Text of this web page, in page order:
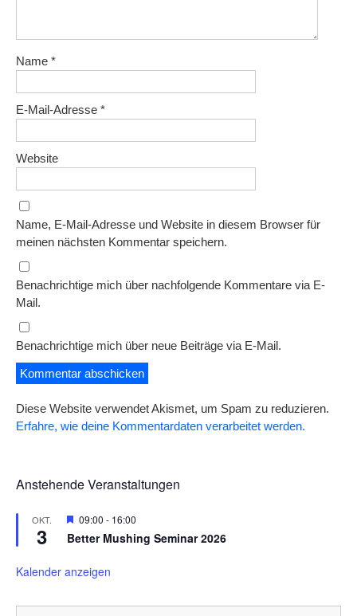
Name *
E-Mail-Adresse *
Website
Name, E-Mail-Adresse und Website in diesem Browser für
meinen nächsten Kommentar speichern.
Benachrichtige mich über nachfolgende Kommentare via E-
Mail.
Benachrichtige mich über neue Beiträge via E-Mail.
Diese Website verwendet Akismet, um Spam zu reduzieren.
Erfahre, wie deine Kommentardaten verarbeitet werden.
Anstehende Veranstaltungen
OKT.
3
H
r
o
e
09:00 - 16:00
Better Mushing Seminar 2026
Kalender anzeigen